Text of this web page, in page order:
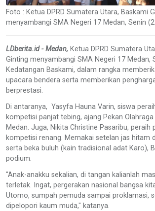
Foto : Ketua DPRD Sumatera Utara, Baskami
menyambangi SMA Negeri 17 Medan, Senin
LDberita.id - Medan, Ketua DPRD Sumatera
Ginting menyambangi SMA Negeri 17 Medan,
Kedatangan Baskami, dalam rangka
upacara bendera serta memberikan
berprestasi.
Di antaranya, Yasyfa Hauna Varin, siswa
kompetisi panjat tebing, ajang Pekan Olahraga
Medan. Juga, Nikita Christine Pasaribu, peraih
kompetisi renang. Memakai setelan jas hitam
serta beka buluh (kain tradisional adat Karo),
podium.
"Anak-anakku sekalian, di tangan kalianlah
terletak. Ingat, pergerakan nasional bangsa
Utomo, sumpah pemuda sampai proklamasi,
dipelopori kaum muda," katanya.